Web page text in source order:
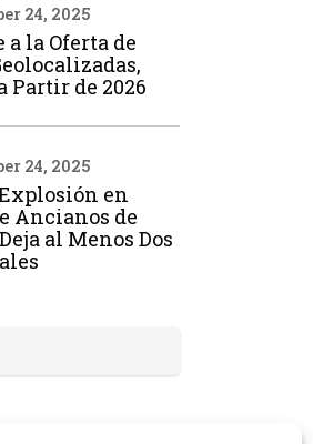
24, 2025
a la Oferta de
Partir de 2026
24, 2025
en
Ancianos de
al Menos Dos